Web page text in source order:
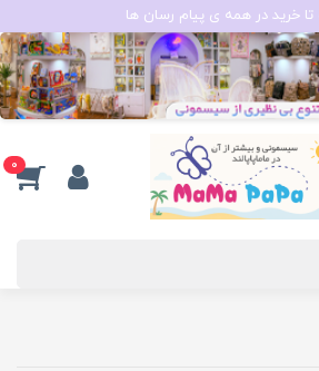
تا خرید در همه ی پیام رسان ها
0